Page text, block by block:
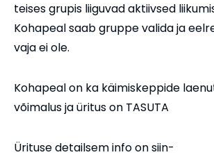
teises grupis liiguvad aktiivsed
Kohapeal saab gruppe valida ja
vaja ei ole.
Kohapeal on ka käimiskeppide
võimalus ja üritus on TASUTA
Ürituse detailsem info on siin-